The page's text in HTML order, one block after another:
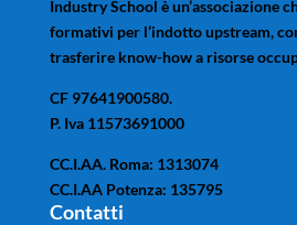
Industry School è un’associazione
formativi per l’indotto upstream,
trasferire know-how a risorse
CF 97641900580.
P. Iva 11573691000
CC.I.AA. Roma: 1313074
CC.I.AA Potenza: 135795
Contatti